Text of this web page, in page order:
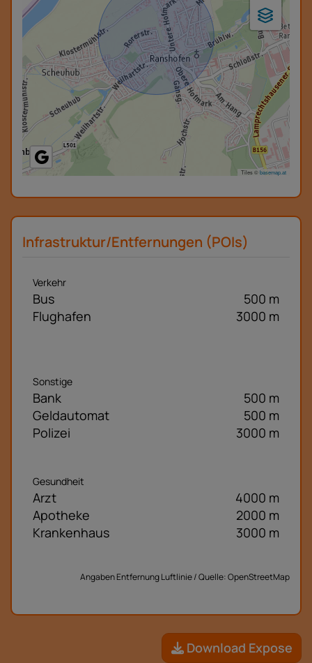
Tiles ©basemap.at
Infrastruktur/Entfernungen (POIs)
Verkehr
Bus
500 m
Flughafen
3000 m
Sonstige
Bank
500 m
Geldautomat
500 m
Polizei
3000 m
Gesundheit
Arzt
4000 m
Apotheke
2000 m
Krankenhaus
3000 m
Angaben Entfernung Luftlinie / Quelle: OpenStreetMap
Download Expose